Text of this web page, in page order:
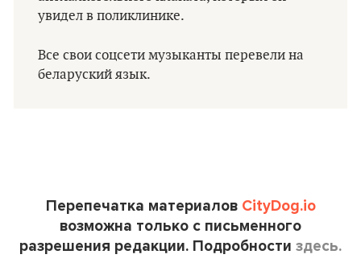
увидел в поликлинике.
Все свои соцсети музыканты перевели на
беларуский язык.
Перепечатка материалов CityDog.io
возможна только с письменного
разрешения редакции. Подробности здесь.